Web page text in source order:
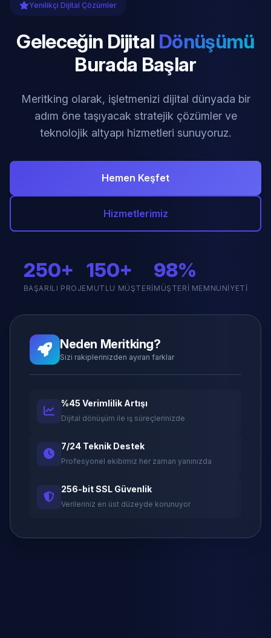
Yenilikçi Dijital Çözümler
Geleceğin Dijital Dönüşümü
Burada Başlar
Meritking olarak, işletmenizi dijital dünyada bir
adım öne taşıyacak stratejik çözümler ve
teknolojik altyapı hizmetleri sunuyoruz.
Hemen Keşfet
Hizmetlerimiz
250+
BAŞARILI PROJE
150+
MUTLU MÜŞTERI
98%
MÜŞTERI MEMNUNIYETI
Neden Meritking?
Sizi rakiplerinizden ayıran farklar
%45 Verimlilik Artışı
Dijital dönüşüm ile iş süreçlerinizde
7/24 Teknik Destek
Profesyonel ekibimiz her zaman yanınızda
256-bit SSL Güvenlik
Verileriniz en üst düzeyde korunuyor